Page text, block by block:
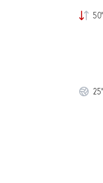
50'
25'